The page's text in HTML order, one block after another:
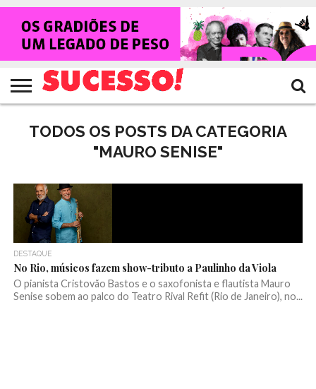
HOME
NOTÍCIAS
SHOWS
ENTREVISTAS
CLIQUES
RANKING
CROWLEY
TV
SUCESSO!
REVISTA
SUCESSO!
TODOS OS POSTS DA CATEGORIA
"MAURO SENISE"
DESTAQUE
No Rio, músicos fazem show-tributo a Paulinho da Viola
O pianista Cristovão Bastos e o saxofonista e flautista Mauro
Senise sobem ao palco do Teatro Rival Refit (Rio de Janeiro), no...